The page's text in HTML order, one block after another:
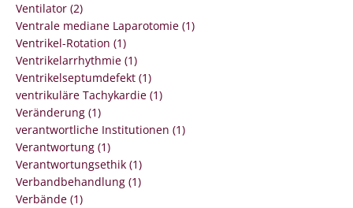
Ventilator (2)
Ventrale mediane Laparotomie (1)
Ventrikel-Rotation (1)
Ventrikelarrhythmie (1)
Ventrikelseptumdefekt (1)
ventrikuläre Tachykardie (1)
Veränderung (1)
verantwortliche Institutionen (1)
Verantwortung (1)
Verantwortungsethik (1)
Verbandbehandlung (1)
Verbände (1)